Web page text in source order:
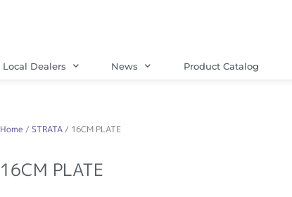
Local Dealers News Product Catalog
Home /STRATA / 16CM PLATE
16CM PLATE